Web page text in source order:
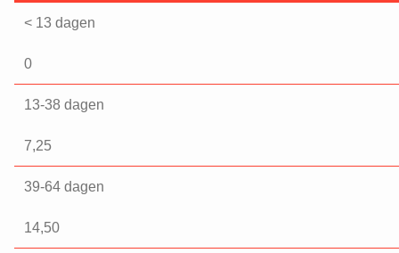
< 13 dagen
0
13-38 dagen
7,25
39-64 dagen
14,50